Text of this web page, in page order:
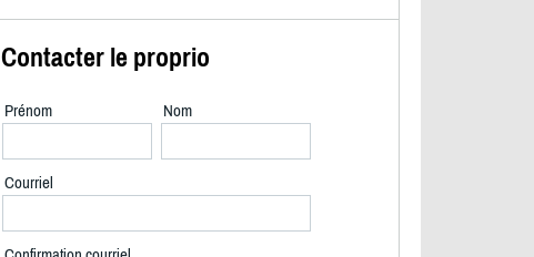
Contacter le proprio
Prénom Nom
Courriel